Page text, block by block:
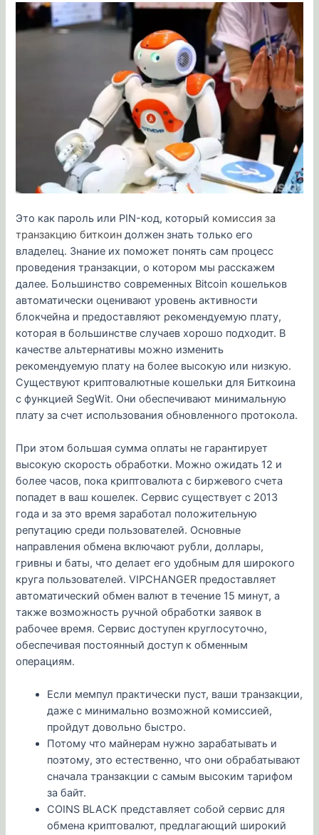
Это как пароль или PIN-код, который комиссия за
транзакцию биткоин должен знать только его
владелец. Знание их поможет понять сам процесс
проведения транзакции, о котором мы расскажем
далее. Большинство современных Bitcoin кошельков
автоматически оценивают уровень активности
блокчейна и предоставляют рекомендуемую плату,
которая в большинстве случаев хорошо подходит. В
качестве альтернативы можно изменить
рекомендуемую плату на более высокую или низкую.
Существуют криптовалютные кошельки для Биткоина
с функцией SegWit. Они обеспечивают минимальную
плату за счет использования обновленного протокола.
При этом большая сумма оплаты не гарантирует
высокую скорость обработки. Можно ожидать 12 и
более часов, пока криптовалюта с биржевого счета
попадет в ваш кошелек. Сервис существует с 2013
года и за это время заработал положительную
репутацию среди пользователей. Основные
направления обмена включают рубли, доллары,
гривны и баты, что делает его удобным для широкого
круга пользователей. VIPCHANGER предоставляет
автоматический обмен валют в течение 15 минут, а
также возможность ручной обработки заявок в
рабочее время. Сервис доступен круглосуточно,
обеспечивая постоянный доступ к обменным
операциям.
Если мемпул практически пуст, ваши транзакции,
даже с минимально возможной комиссией,
пройдут довольно быстро.
Потому что майнерам нужно зарабатывать и
поэтому, это естественно, что они обрабатывают
сначала транзакции с самым высоким тарифом
за байт.
COINS BLACK представляет собой сервис для
обмена криптовалют, предлагающий широкий